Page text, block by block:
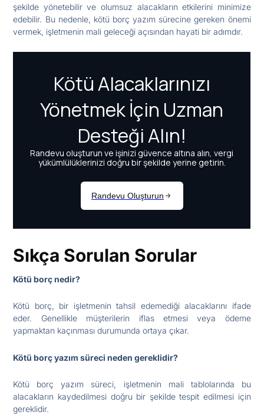
şekilde yönetebilir ve olumsuz alacakların etkilerini minimize
edebilir. Bu nedenle, kötü borç yazım sürecine gereken önemi
vermek, işletmenin mali geleceği açısından hayati bir adımdır.
Sıkça Sorulan Sorular
Kötü borç nedir?
Kötü borç, bir işletmenin tahsil edemediği alacaklarını ifade
eder. Genellikle müşterilerin iflas etmesi veya ödeme
yapmaktan kaçınması durumunda ortaya çıkar.
Kötü borç yazım süreci neden gereklidir?
Kötü borç yazım süreci, işletmenin mali tablolarında bu
alacakların kaydedilmesi doğru bir şekilde tespit edilmesi için
gereklidir.